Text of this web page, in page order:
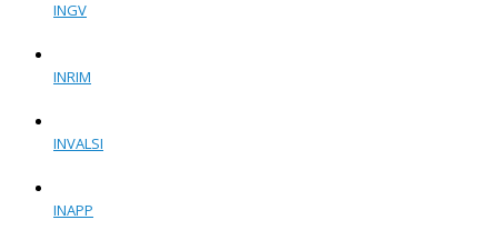
INGV
INRIM
INVALSI
INAPP